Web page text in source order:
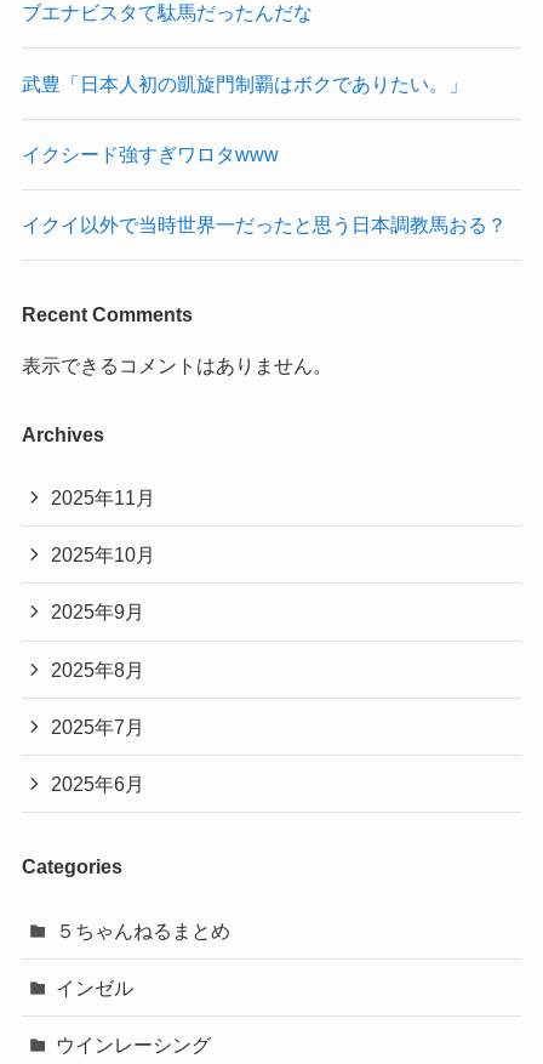
ブエナビスタて駄馬だったんだな
武豊「日本人初の凱旋門制覇はボクでありたい。」
イクシード強すぎワロタwww
イクイ以外で当時世界一だったと思う日本調教馬おる？
Recent Comments
表示できるコメントはありません。
Archives
2025年11月
2025年10月
2025年9月
2025年8月
2025年7月
2025年6月
Categories
５ちゃんねるまとめ
インゼル
ウインレーシング